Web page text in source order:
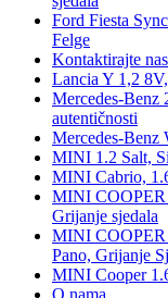
Ford Fiesta
Felge
Kontaktirajte nas
Lancia Y 1,2
Mercedes-Benz
autentičnosti
Mercedes-Benz
MINI 1.2 Salt,
MINI Cabrio,
MINI
Grijanje sjedala
MINI COOPER
Pano, Grijanje
MINI Cooper
O nama